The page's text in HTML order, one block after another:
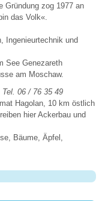
Gründung zog 1977 an
das Volk«.
Ingenieurtechnik und
See Genezareth
am Moschaw.
Tel. 06 / 76 35 49
Hagolan, 10 km östlich
hier Ackerbau und
Bäume, Äpfel,